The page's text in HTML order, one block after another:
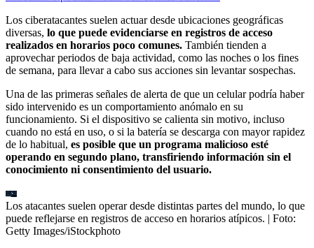
Los ciberatacantes suelen actuar desde ubicaciones geográficas
diversas, lo que puede evidenciarse en registros de acceso
realizados en horarios poco comunes. También tienden a
aprovechar periodos de baja actividad, como las noches o los fines
de semana, para llevar a cabo sus acciones sin levantar sospechas.
Una de las primeras señales de alerta de que un celular podría haber
sido intervenido es un comportamiento anómalo en su
funcionamiento. Si el dispositivo se calienta sin motivo, incluso
cuando no está en uso, o si la batería se descarga con mayor rapidez
de lo habitual, es posible que un programa malicioso esté
operando en segundo plano, transfiriendo información sin el
conocimiento ni consentimiento del usuario.
Los atacantes suelen operar desde distintas partes del mundo, lo que
puede reflejarse en registros de acceso en horarios atípicos. | Foto:
Getty Images/iStockphoto